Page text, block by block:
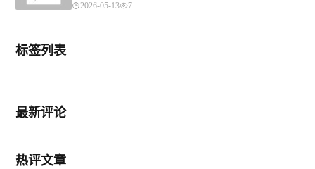
2026-05-13 7
标签列表
最新评论
热评文章